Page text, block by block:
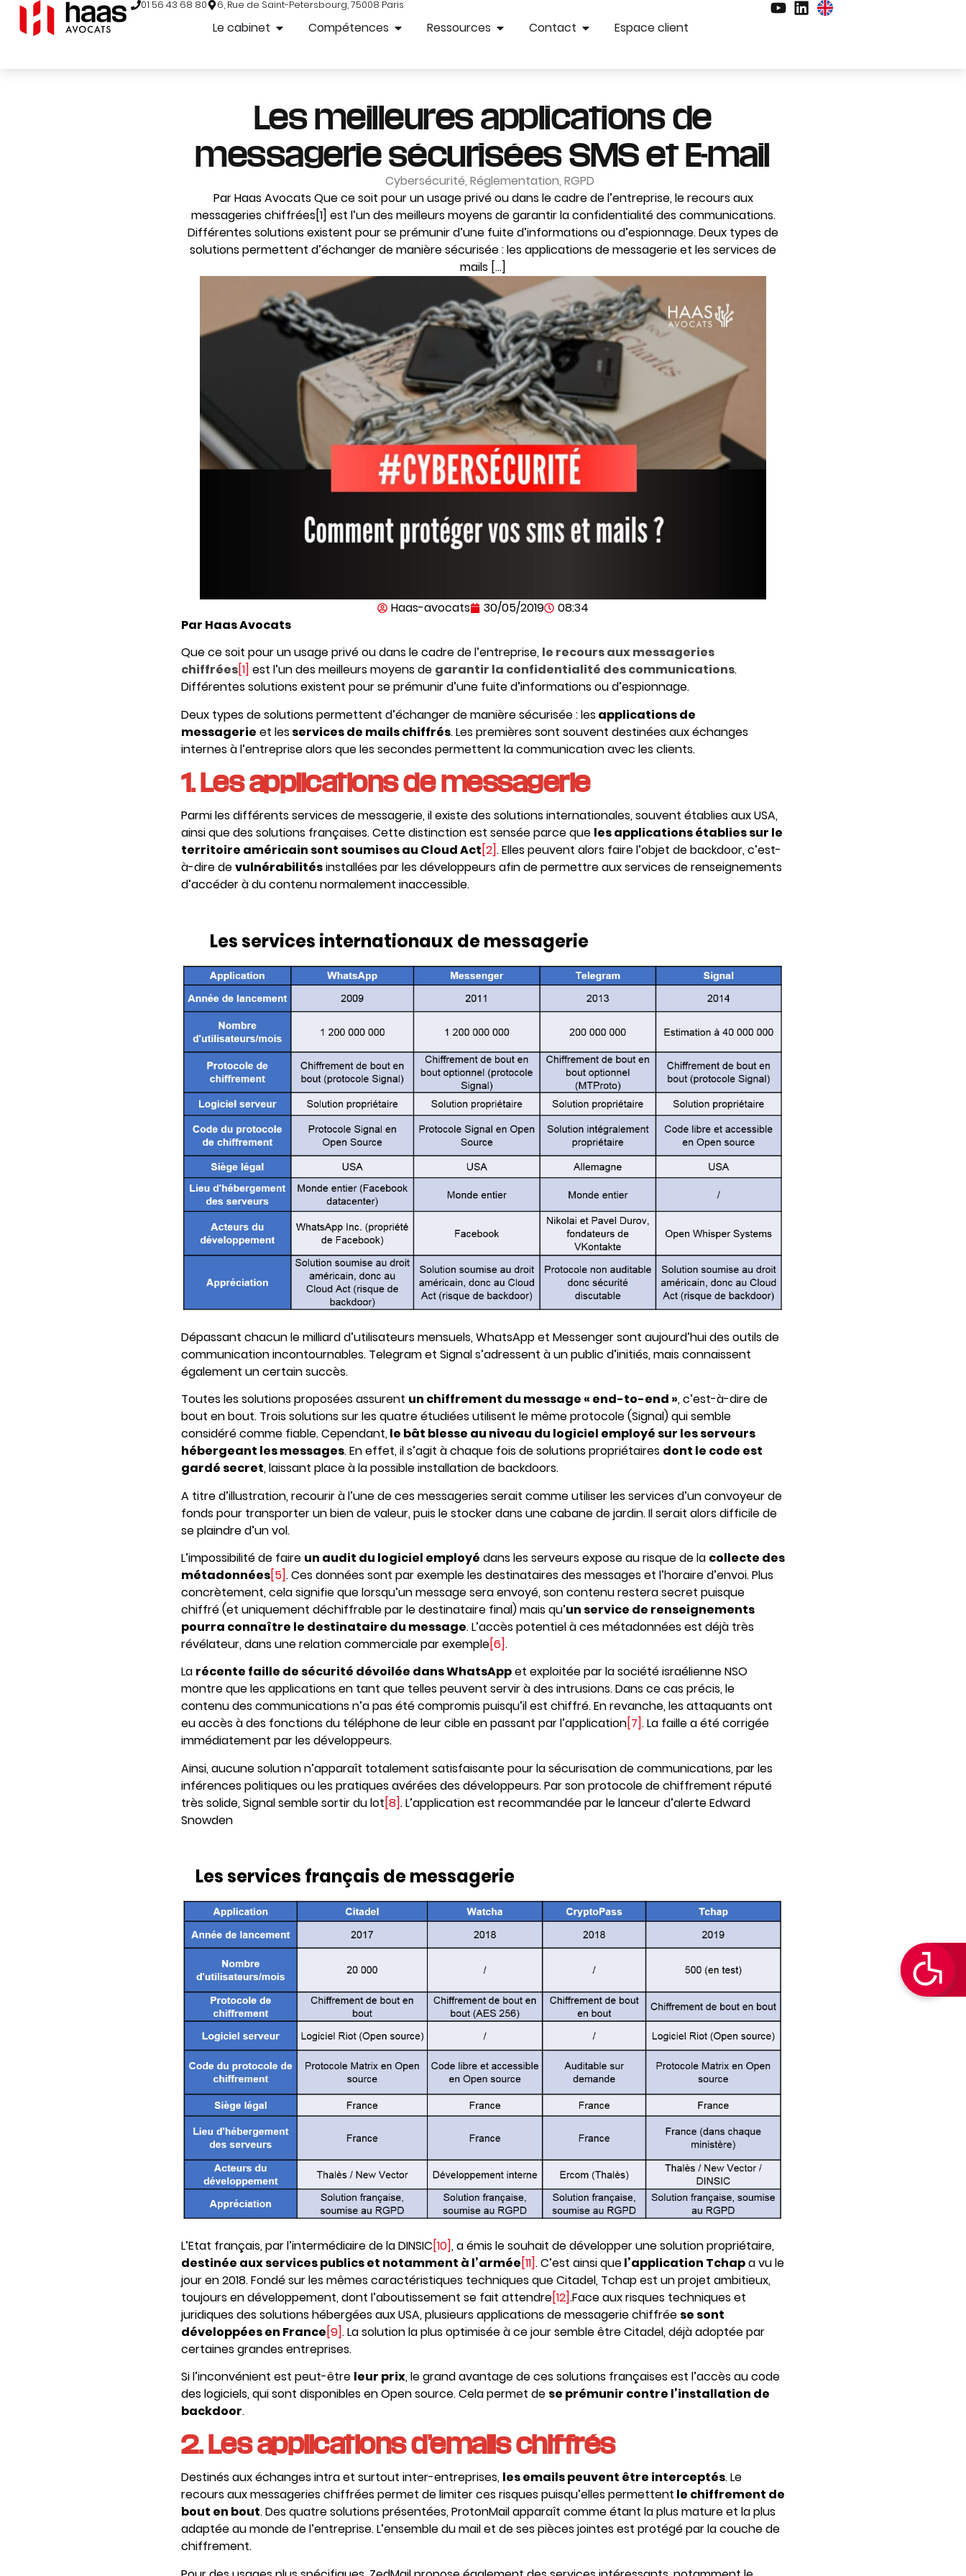
01 56 43 68 80 6, Rue de Saint-Petersbourg, 75008 Paris
Le cabinet Compétences Ressources Contact Espace client
Les meilleures applications de
messagerie sécurisées SMS et E-mail
Cybersécurité, Réglementation, RGPD
Par Haas Avocats Que ce soit pour un usage privé ou dans le cadre de l’entreprise, le recours aux
messageries chiffrées[1] est l’un des meilleurs moyens de garantir la confidentialité des communications.
Différentes solutions existent pour se prémunir d’une fuite d’informations ou d’espionnage. Deux types de
solutions permettent d’échanger de manière sécurisée : les applications de messagerie et les services de
mails […]
Haas-avocats 30/05/2019
08:34
Par Haas Avocats
Que ce soit pour un usage privé ou dans le cadre de l’entreprise, le recours aux messageries
chiffrées[1] est l’un des meilleurs moyens de garantir la confidentialité des communications.
Différentes solutions existent pour se prémunir d’une fuite d’informations ou d’espionnage.
Deux types de solutions permettent d’échanger de manière sécurisée : lesapplications de
messagerie et lesservices de mails chiffrés. Les premières sont souvent destinées aux échanges
internes à l’entreprise alors que les secondes permettent la communication avec les clients.
1. Les applications de messagerie
Parmi les différents services de messagerie, il existe des solutions internationales, souvent établies aux USA,
ainsi que des solutions françaises. Cette distinction est sensée parce que les applications établies sur le
territoire américain sont soumises au Cloud Act[2]. Elles peuvent alors faire l’objet de backdoor, c’est-
à-dire devulnérabilitésinstallées par les développeurs afin de permettre aux services de renseignements
d’accéder à du contenu normalement inaccessible.
Les services internationaux de messagerie
Dépassant chacun le milliard d’utilisateurs mensuels, WhatsApp et Messenger sont aujourd’hui des outils de
communication incontournables. Telegram et Signal s’adressent à un public d’initiés, mais connaissent
également un certain succès.
Toutes les solutions proposées assurent un chiffrement du message « end-to-end », c’est-à-dire de
bout en bout. Trois solutions sur les quatre étudiées utilisent le même protocole (Signal) qui semble
considéré comme fiable. Cependant,le bât blesse au niveau du logiciel employé sur les serveurs
hébergeant les messages. En effet, il s’agit à chaque fois de solutions propriétaires dont le code est
gardé secret, laissant place à la possible installation de backdoors.
A titre d’illustration, recourir à l’une de ces messageries serait comme utiliser les services d’un convoyeur de
fonds pour transporter un bien de valeur, puis le stocker dans une cabane de jardin. Il serait alors difficile de
se plaindre d’un vol.
L’impossibilité de faire un audit du logiciel employé dans les serveurs expose au risque de la collecte des
métadonnées[5]. Ces données sont par exemple les destinataires des messages et l’horaire d’envoi. Plus
concrètement, cela signifie que lorsqu’un message sera envoyé, son contenu restera secret puisque
chiffré (et uniquement déchiffrable par le destinataire final) mais qu’un service de renseignements
pourra connaître le destinataire du message. L’accès potentiel à ces métadonnées est déjà très
révélateur, dans une relation commerciale par exemple[6].
La récente faille de sécurité dévoilée dans WhatsAppet exploitée par la société israélienne NSO
montre que les applications en tant que telles peuvent servir à des intrusions. Dans ce cas précis, le
contenu des communications n’a pas été compromis puisqu’il est chiffré. En revanche, les attaquants ont
eu accès à des fonctions du téléphone de leur cible en passant par l’application[7]. La faille a été corrigée
immédiatement par les développeurs.
Ainsi, aucune solution n’apparaît totalement satisfaisante pour la sécurisation de communications, par les
inférences politiques ou les pratiques avérées des développeurs. Par son protocole de chiffrement réputé
très solide, Signal semble sortir du lot[8]. L’application est recommandée par le lanceur d’alerte Edward
Snowden
Les services français de messagerie
L’Etat français, par l’intermédiaire de la DINSIC[10], a émis le souhait de développer une solution propriétaire,
destinée aux services publics et notamment à l’armée[11]. C’est ainsi quel’application Tchapa vu le
jour en 2018. Fondé sur les mêmes caractéristiques techniques que Citadel, Tchap est un projet ambitieux,
toujours en développement, dont l’aboutissement se fait attendre[12].Face aux risques techniques et
juridiques des solutions hébergées aux USA, plusieurs applications de messagerie chiffrée se sont
développées en France[9]. La solution la plus optimisée à ce jour semble être Citadel, déjà adoptée par
certaines grandes entreprises.
Si l’inconvénient est peut-être leur prix, le grand avantage de ces solutions françaises est l’accès au code
des logiciels, qui sont disponibles en Open source. Cela permet de se prémunir contre l’installation de
backdoor.
2. Les applications d’emails chiffrés
Destinés aux échanges intra et surtout inter-entreprises, les emails peuvent être interceptés. Le
recours aux messageries chiffrées permet de limiter ces risques puisqu’elles permettent le chiffrement de
bout en bout. Des quatre solutions présentées, ProtonMail apparaît comme étant la plus mature et la plus
adaptée au monde de l’entreprise. L’ensemble du mail et de ses pièces jointes est protégé par la couche de
chiffrement.